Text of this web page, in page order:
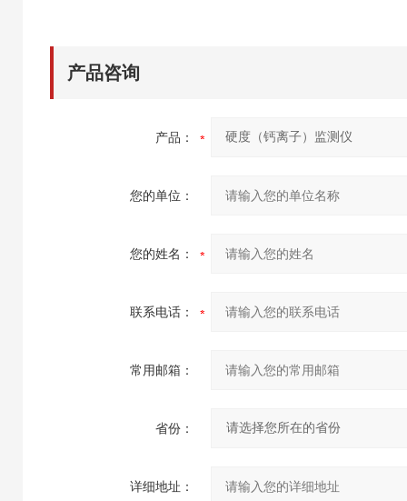
产品咨询
产品：
您的单位：
您的姓名：
联系电话：
常用邮箱：
省份：
详细地址：